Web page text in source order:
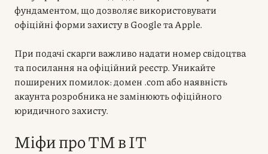
фундаментом, що дозволяє використовувати
офіційні форми захисту в Google та Apple.
При подачі скарги важливо надати номер свідоцтва
та посилання на офіційний реєстр. Уникайте
поширених помилок: домен .com або наявність
акаунта розробника не замінюють офіційного
юридичного захисту.
Міфи про ТМ в IT